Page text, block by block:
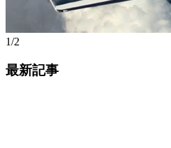
1/2
最新記事